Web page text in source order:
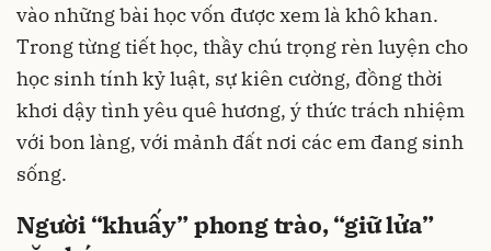
vào những bài học vốn được xem là khô khan.
Trong từng tiết học, thầy chú trọng rèn luyện cho
học sinh tính kỷ luật, sự kiên cường, đồng thời
khơi dậy tình yêu quê hương, ý thức trách nhiệm
với bon làng, với mảnh đất nơi các em đang sinh
sống.
Người “khuấy” phong trào, “giữ lửa”